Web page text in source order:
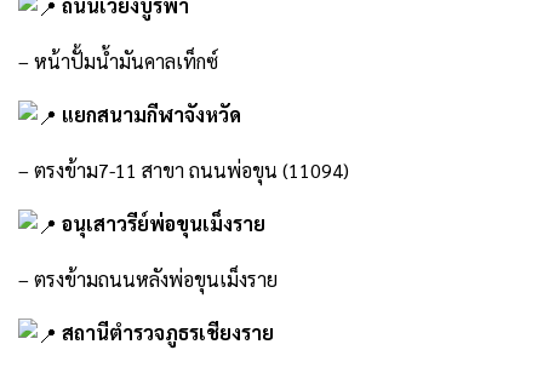
ถนนเวียงบูรพา
– หน้าปั้มน้ำมันคาลเท็กซ์
แยกสนามกีฬาจังหวัด
– ตรงข้าม7-11 สาขา ถนนพ่อขุน (11094)
อนุเสาวรีย์พ่อขุนเม็งราย
– ตรงข้ามถนนหลังพ่อขุนเม็งราย
สถานีตำรวจภูธรเชียงราย